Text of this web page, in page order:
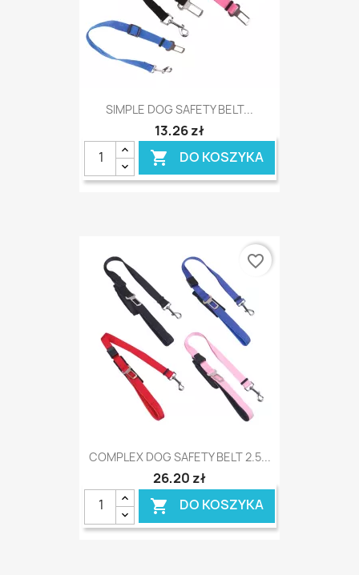
SIMPLE DOG SAFETY BELT...
13,26 zł
 DO KOSZYKA
COMPLEX DOG SAFETY BELT 2.5...
26,20 zł
 DO KOSZYKA
favorite_border